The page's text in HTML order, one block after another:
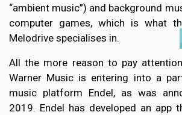
“ambient music”) and background
computer games, which is what
Melodrive specialises in.
All the more reason to pay
Warner Music is entering into a
music platform Endel, as was
2019. Endel has developed an app